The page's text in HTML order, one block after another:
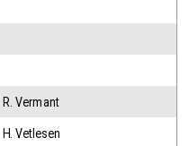
R. Vermant
H. Vetlesen